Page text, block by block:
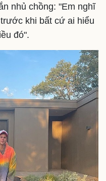
Công nghệ
Sành điệu
Tin Công nghệ
Chuyển đổi số
nhủ chồng: "Em nghĩ
khi bất cứ ai hiểu
đó".